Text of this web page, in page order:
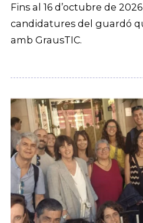
Fins al 16 d’octubre de
candidatures del guardó
amb GrausTIC.